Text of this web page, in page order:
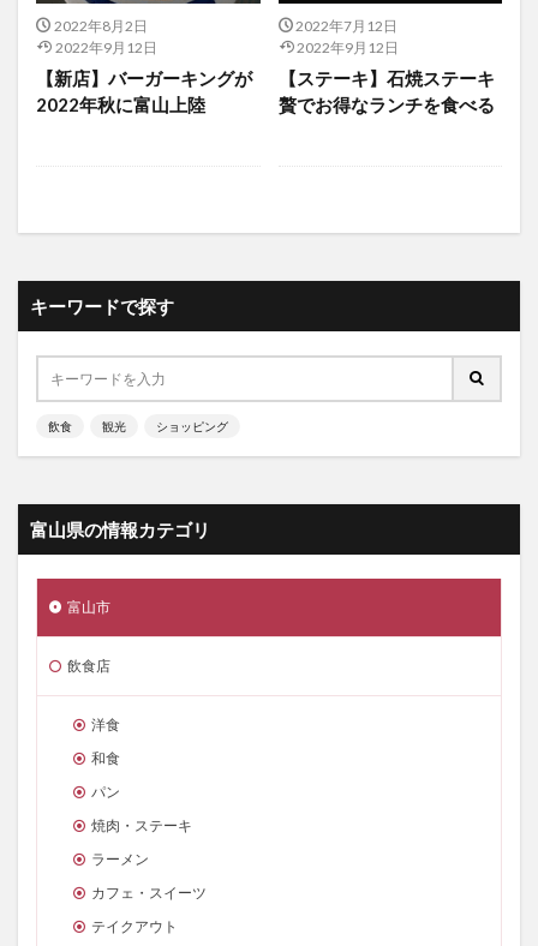
2022年8月2日
2022年9月12日
【新店】バーガーキングが
2022年秋に富山上陸
2022年7月12日
2022年9月12日
【ステーキ】石焼ステーキ
贅でお得なランチを食べる
キーワードで探す
飲食 観光 ショッピング
富山県の情報カテゴリ
富山市
飲食店
洋食
和食
パン
焼肉・ステーキ
ラーメン
カフェ・スイーツ
テイクアウト